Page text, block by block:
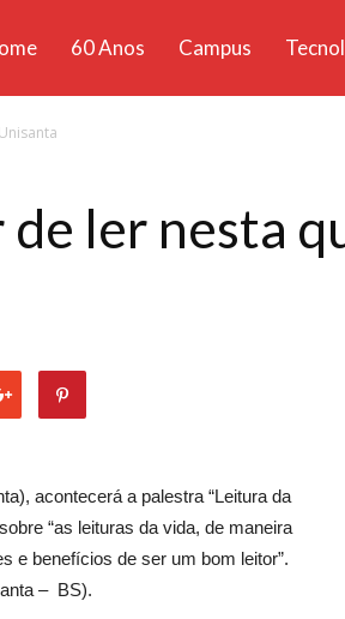
60 Anos Campus
de ler nesta
acontecerá a palestra “Leitura da
“as leituras da vida, de maneira
e benefícios de ser um bom leitor”.
– BS).